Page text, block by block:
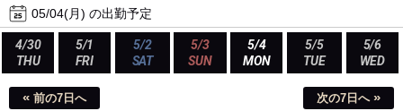
05/04(月) の出勤予定
4/30
THU
5/1
FRI
5/2
SAT
5/3
SUN
5/4
MON
5/5
TUE
5/6
WED
« 前の7日へ 次の7日へ »